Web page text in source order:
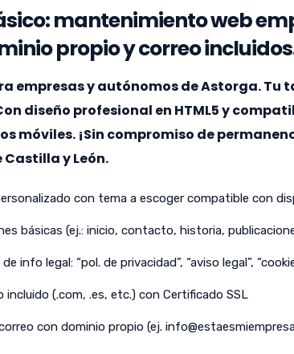
mantenimiento web
propio y correo
empresas y autónomos de Astorga. Tu
diseño profesional en HTML5 y
móviles. ¡Sin compromiso de
Castilla y León.
con tema a escoger compatible con
básicas (ej.: inicio, contacto, historia,
info legal: “pol. de privacidad”, “aviso legal”,
incluido (.com, .es, etc.) con Certificado SSL
con dominio propio (ej.